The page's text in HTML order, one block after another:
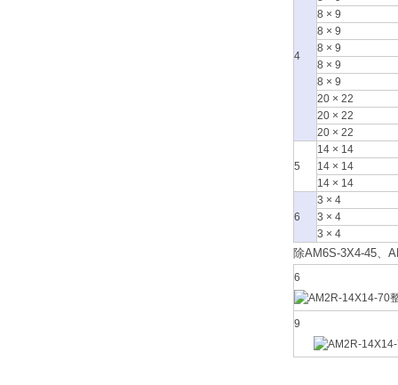
4
8 × 9
8 × 9
8 × 9
8 × 9
8 × 9
20 × 22
20 × 22
20 × 22
5
14 × 14
14 × 14
14 × 14
6
3 × 4
3 × 4
3 × 4
除AM6S-3X4-45、
6
9